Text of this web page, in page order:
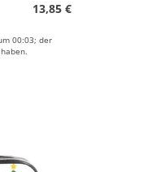
13,85 €
00:03; der